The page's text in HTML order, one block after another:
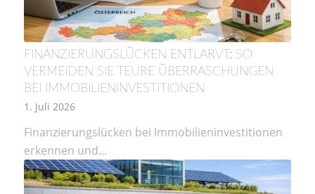
FINANZIERUNGSLÜCKEN ENTLARVT: SO
VERMEIDEN SIE TEURE ÜBERRASCHUNGEN
BEI IMMOBILIENINVESTITIONEN
1. Juli 2026
Finanzierungslücken bei Immobilieninvestitionen
erkennen und…